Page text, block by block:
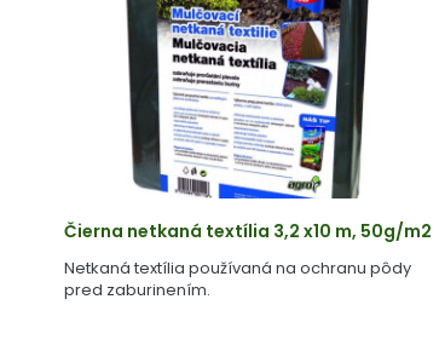
Čierna netkaná textília 3,2 x10 m, 50g/m2
Netkaná textília používaná na ochranu pôdy
pred zaburinením.